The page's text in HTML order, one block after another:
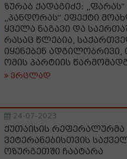
ზურაბ ქადაგიძე:
„პანდორას“ ეფექტი
ყველა ნაგავი და
რასაც წლებია,
იყენებენ
ომის პარტიის
ვრცლად
24-07-2023
ქუთაისის
ვეტერანებისთვის
ოზურგეთში ჩაატარა